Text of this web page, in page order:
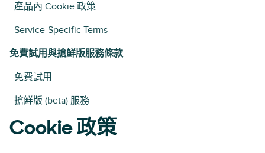
產品內 Cookie 政策
Service-Specific Terms
免費試用與搶鮮版服務條款
免費試用
搶鮮版 (beta) 服務
Cookie 政策